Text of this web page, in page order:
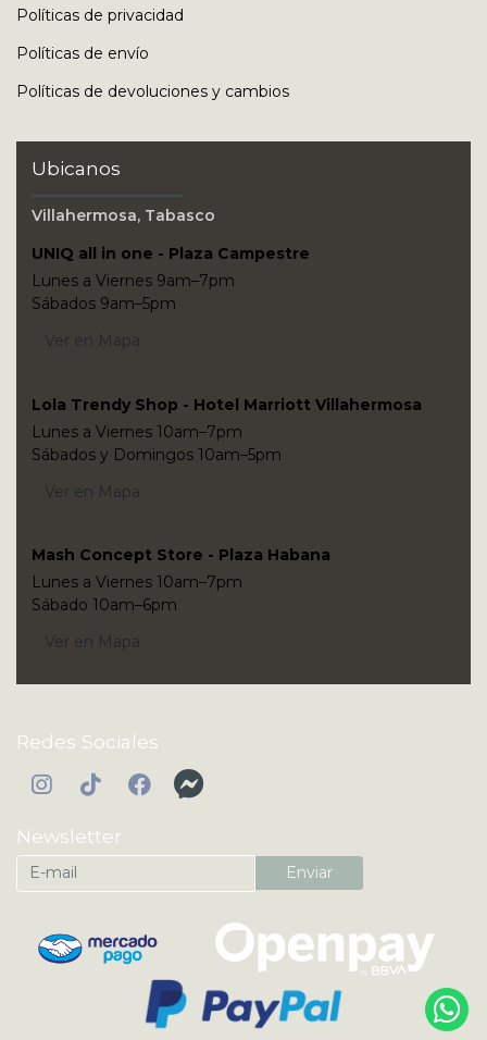
Políticas de privacidad
Políticas de envío
Políticas de devoluciones y cambios
Ubicanos
Villahermosa, Tabasco
UNIQ all in one - Plaza Campestre
Lunes a Viernes 9am–7pm
Sábados 9am–5pm
Ver en Mapa
Lola Trendy Shop - Hotel Marriott Villahermosa
Lunes a Viernes 10am–7pm
Sábados y Domingos 10am–5pm
Ver en Mapa
Mash Concept Store - Plaza Habana
Lunes a Viernes 10am–7pm
Sábado 10am–6pm
Ver en Mapa
Redes Sociales
Newsletter
Enviar